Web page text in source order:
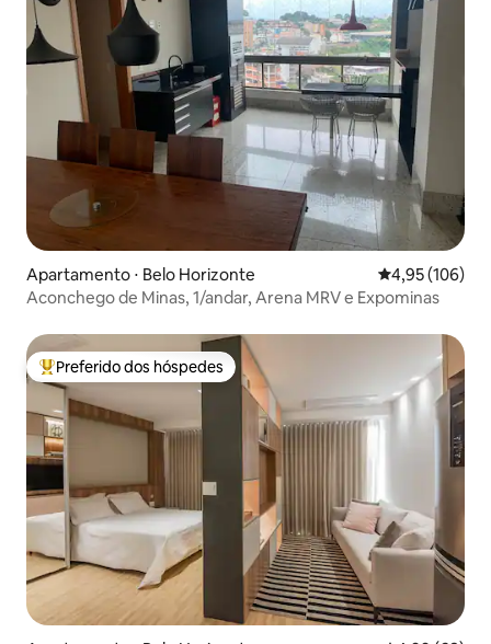
Apartamento ⋅ Belo Horizonte 4,95 de uma
4,95 (106)
Aconchego de Minas, 1/andar, Arena MRV e Expominas
Entre os melhores preferidos dos hóspedes
Preferido dos hóspedes